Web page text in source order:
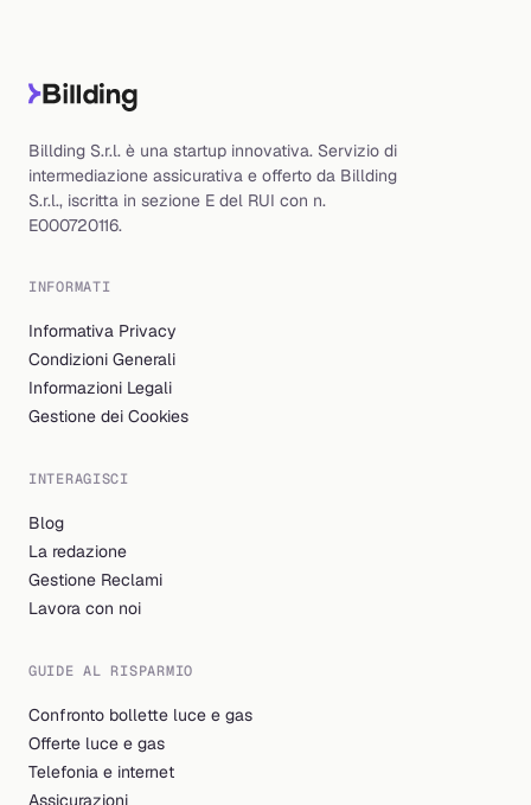
Billding S.r.l. è una startup innovativa. Servizio di
intermediazione assicurativa e offerto da Billding
S.r.l., iscritta in sezione E del RUI con n.
E000720116.
INFORMATI
Informativa Privacy
Condizioni Generali
Informazioni Legali
Gestione dei Cookies
INTERAGISCI
Blog
La redazione
Gestione Reclami
Lavora con noi
GUIDE AL RISPARMIO
Confronto bollette luce e gas
Offerte luce e gas
Telefonia e internet
Assicurazioni